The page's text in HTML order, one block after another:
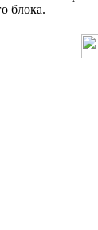
блока.